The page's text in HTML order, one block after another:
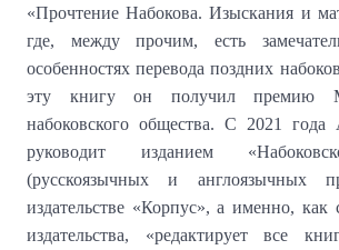
«Прочтение Набокова. Изыскания и
где, между прочим, есть
особенностях перевода поздних
эту книгу он получил премию
набоковского общества. С 2021 года
руководит изданием
(русскоязычных и англоязычных
издательстве «Корпус», а именно, как
издательства, «редактирует все